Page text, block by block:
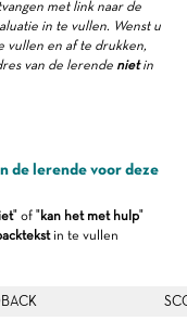
met link naar de
in te vullen. Wenst u
vullen en af te drukken,
van de lerende nietin
de lerende voor deze
" of "kan het met hulp"
in te vullen